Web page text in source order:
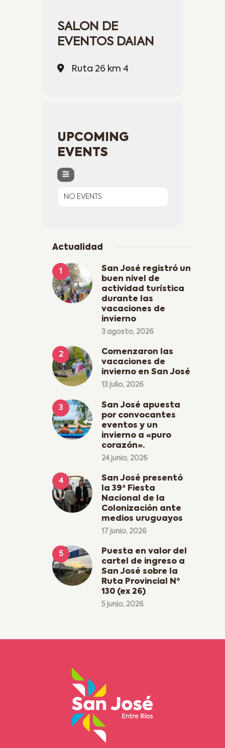
SALON DE
EVENTOS DAIAN
Ruta 26 km 4
UPCOMING
EVENTS
NO EVENTS
Actualidad
San José registró un
buen nivel de
actividad turística
durante las
vacaciones de
invierno
3 agosto, 2026
Comenzaron las
vacaciones de
invierno en San José
13 julio, 2026
San José apuesta
por convocantes
eventos y un
invierno a «puro
corazón».
24 junio, 2026
San José presentó
la 39ª Fiesta
Nacional de la
Colonización ante
medios uruguayos
17 junio, 2026
Puesta en valor del
cartel de ingreso a
San José sobre la
Ruta Provincial Nº
130 (ex 26)
5 junio, 2026